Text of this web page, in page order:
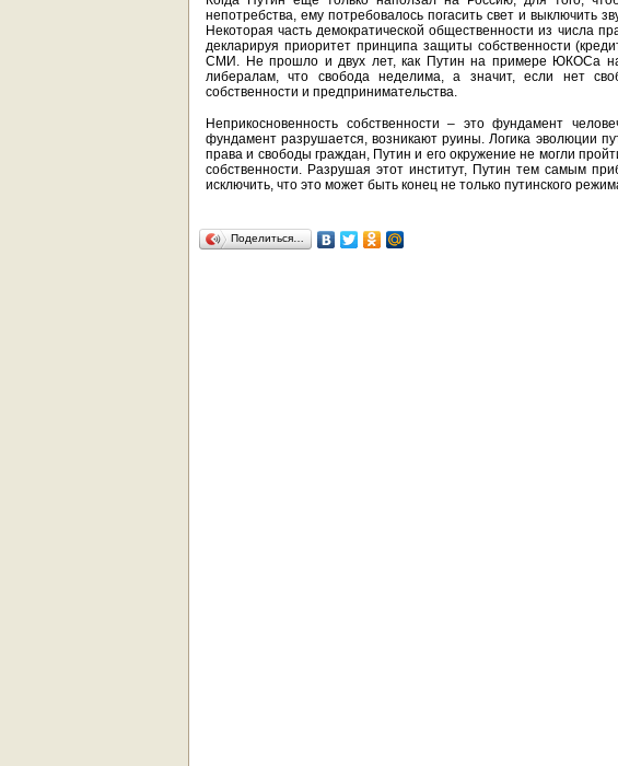
непотребства, ему потребовалось погасить свет и выключить
Некоторая часть демократической общественности из числа
декларируя приоритет принципа защиты собственности
СМИ. Не прошло и двух лет, как Путин на примере ЮКОСа
либералам, что свобода неделима, а значит, если нет
собственности и предпринимательства.
Неприкосновенность собственности – это фундамент
фундамент разрушается, возникают руины. Логика эволюции
права и свободы граждан, Путин и его окружение не могли
собственности. Разрушая этот институт, Путин тем самым
исключить, что это может быть конец не только путинского
Поделиться…